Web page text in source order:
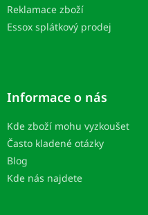
Reklamace zboží
Essox splátkový prodej
Informace o nás
Kde zboží mohu vyzkoušet
Často kladené otázky
Blog
Kde nás najdete